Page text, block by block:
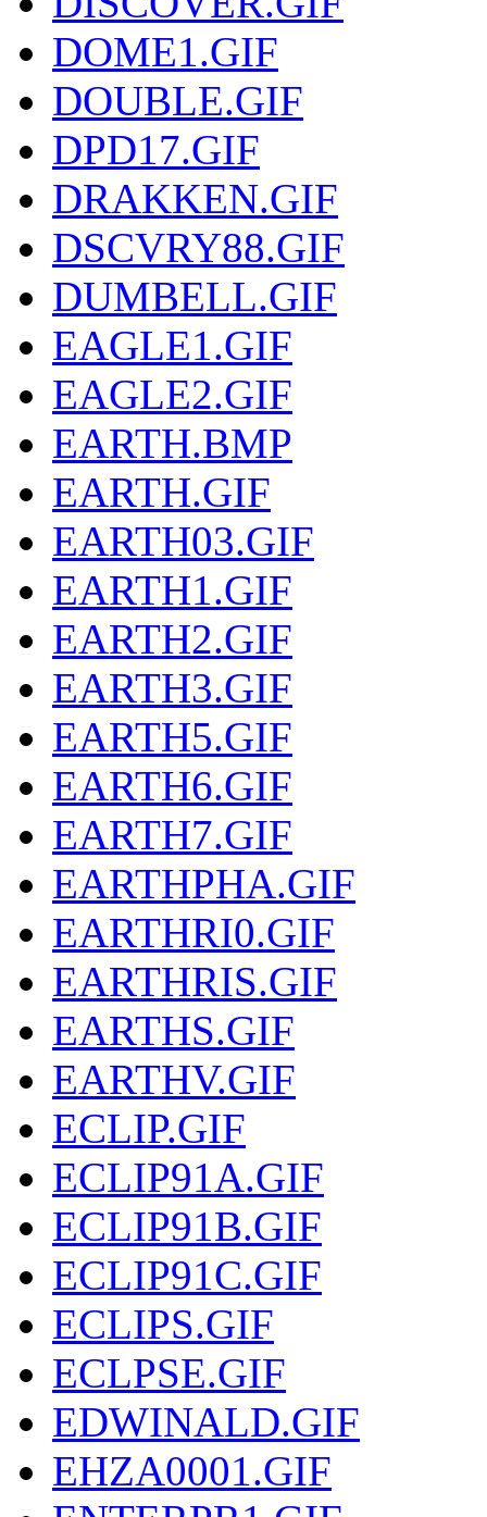
DOME1.GIF
DOUBLE.GIF
DPD17.GIF
DRAKKEN.GIF
DSCVRY88.GIF
DUMBELL.GIF
EAGLE1.GIF
EAGLE2.GIF
EARTH.BMP
EARTH.GIF
EARTH03.GIF
EARTH1.GIF
EARTH2.GIF
EARTH3.GIF
EARTH5.GIF
EARTH6.GIF
EARTH7.GIF
EARTHPHA.GIF
EARTHRI0.GIF
EARTHRIS.GIF
EARTHS.GIF
EARTHV.GIF
ECLIP.GIF
ECLIP91A.GIF
ECLIP91B.GIF
ECLIP91C.GIF
ECLIPS.GIF
ECLPSE.GIF
EDWINALD.GIF
EHZA0001.GIF